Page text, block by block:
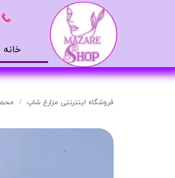
خانه
ضد فروشگاه اینترنتی مزارع شاپ